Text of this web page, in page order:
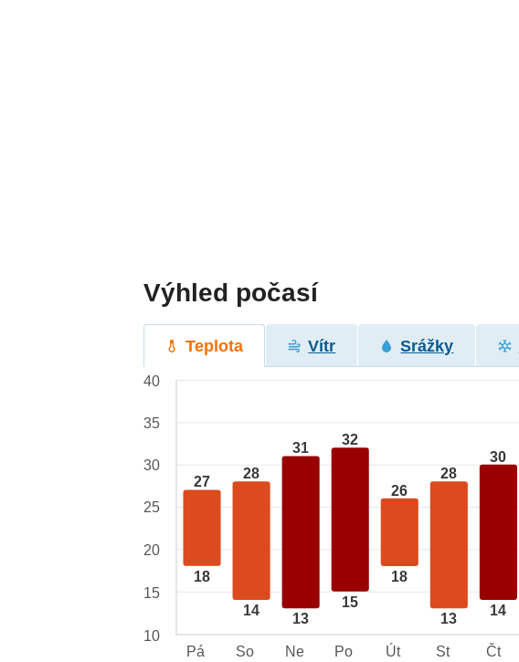
Výhled počasí
Teplota Vítr Srážky
27
18
28
14
31
13
32
15
26
18
28
13
30
14
40
35
30
25
20
15
10
Pá
So Ne Po Út St Čt